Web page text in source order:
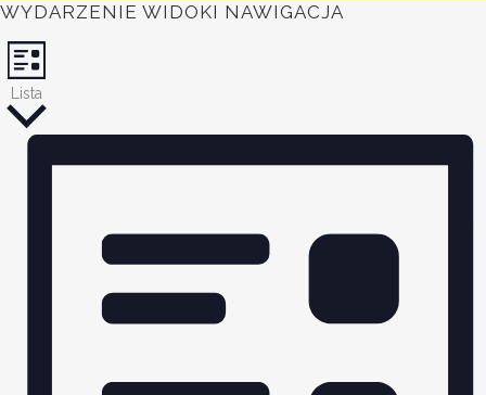
WYDARZENIE WIDOKI NAWIGACJA
Lista